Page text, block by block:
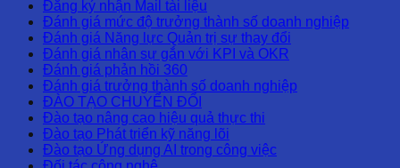
Đăng ký nhận Mail tài liệu
Đánh giá mức độ trưởng thành số doanh nghiệp
Đánh giá Năng lực Quản trị sự thay đổi
Đánh giá nhân sự gắn với KPI và OKR
Đánh giá phản hồi 360
Đánh giá trưởng thành số doanh nghiệp
ĐÀO TẠO CHUYỂN ĐỔI
Đào tạo nâng cao hiệu quả thực thi
Đào tạo Phát triển kỹ năng lõi
Đào tạo Ứng dụng AI trong công việc